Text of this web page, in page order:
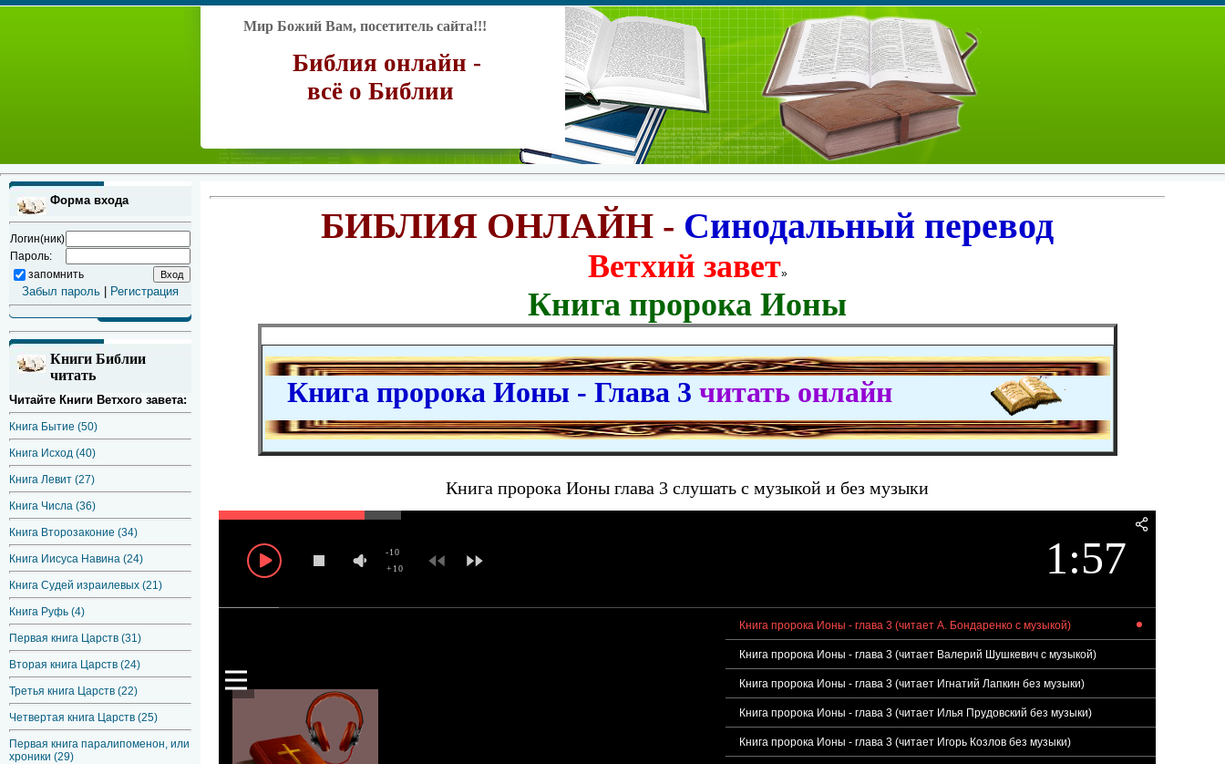
Мир Божий Вам, посетитель сайта!!!
Библия онлайн -
всё о Библии
Форма входа
Логин(ник)
Пароль:
запомнить
Забыл пароль Регистрация
Книги Библии
читать
Читайте Книги Ветхого завета:
Книга Бытие (50)
Книга Исход (40)
Книга Левит (27)
Книга Числа (36)
Книга Второзаконие (34)
Книга Иисуса Навина (24)
Книга Судей израилевых (21)
Книга Руфь (4)
Первая книга Царств (31)
Вторая книга Царств (24)
Третья книга Царств (22)
Четвертая книга Царств (25)
Первая книга паралипоменон, или
хроники (29)
БИБЛИЯ ОНЛАЙН - Синодальный перевод
Ветхий завет»
Книга пророка Ионы
Книга пророка Ионы - Глава 3 читать онлайн
Книга пророка Ионы глава 3 слушать с музыкой и без музыки
1:57
+10
-10
Книга пророка Ионы - глава 3 (читает А. Бондаренко с музыкой)
Книга пророка Ионы - глава 3 (читает Валерий Шушкевич с музыкой)
Книга пророка Ионы - глава 3 (читает Игнатий Лапкин без музыки)
Книга пророка Ионы - глава 3 (читает Илья Прудовский без музыки)
Книга пророка Ионы - глава 3 (читает Игорь Козлов без музыки)